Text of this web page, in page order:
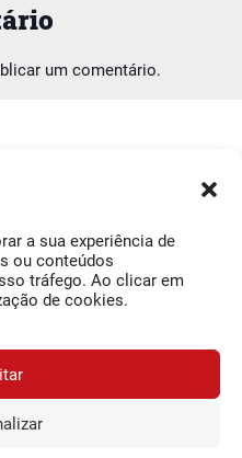
a sua experiência de
ou conteúdos
tráfego. Ao clicar em
de cookies.
um comentário.
O Jornal da Bairrada
Contactos
Termos e Condições